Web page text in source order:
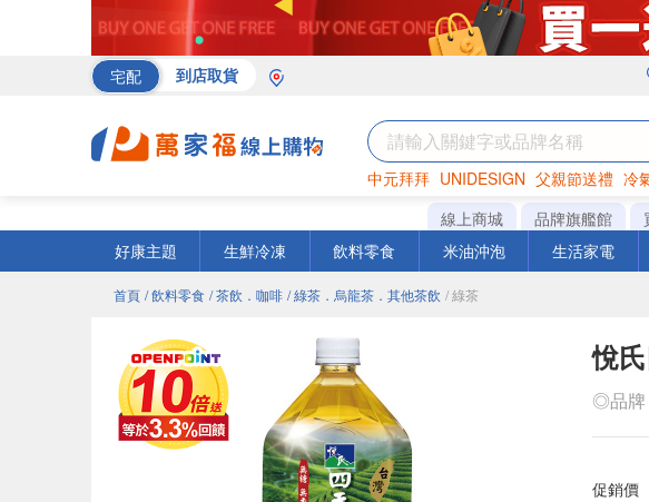
宅配 到店取貨
中元拜拜 UNIDESIGN 父親節送禮 冷
巧克力 罐頭 衛生紙
線上商城 品牌旗艦館
好康主題
生鮮冷凍 飲料零食 米油沖泡 生活家電
首頁 / 飲料零食 / 茶飲．咖啡 / 綠茶．烏龍茶．其他茶飲 / 綠茶
悅
◎品牌
促銷價